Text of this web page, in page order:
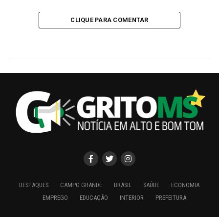
CLIQUE PARA COMENTAR
DESTAQUES CAMPO GRANDE BRASIL SAÚDE
ECONOMIA
EMPREGO
EDUCAÇÃO INTERIOR PREFEITURA